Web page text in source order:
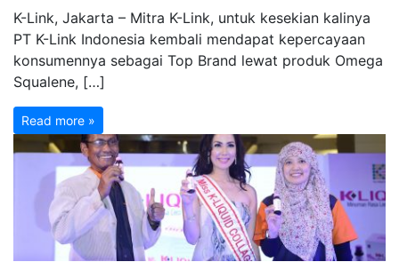
K-Link, Jakarta – Mitra K-Link, untuk kesekian kalinya
PT K-Link Indonesia kembali mendapat kepercayaan
konsumennya sebagai Top Brand lewat produk Omega
Squalene, […]
Read more »